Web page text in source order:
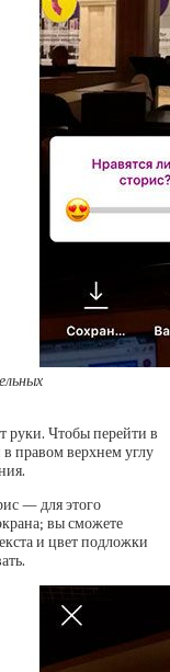
руки. Чтобы перейти в
правом верхнем углу
— для этого
вы сможете
и цвет подложки